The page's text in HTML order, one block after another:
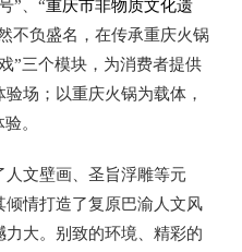
”、“重庆市非物质文化遗
不负盛名，在传承重庆火锅
”三个模块，为消费者提供
场；以重庆火锅为载体，
。
文壁画、圣旨浮雕等元
情打造了复原巴渝人文风
大。别致的环境、精彩的